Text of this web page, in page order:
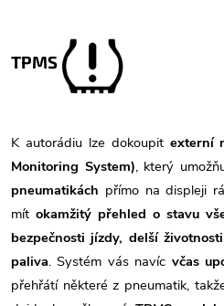
TPMS
K autorádiu lze dokoupit externí
Monitoring System), který
pneumatikách přímo na displeji
mít okamžitý přehled o stavu
bezpečnosti jízdy, delší
paliva. Systém vás navíc včas
přehřátí některé z pneumatik,